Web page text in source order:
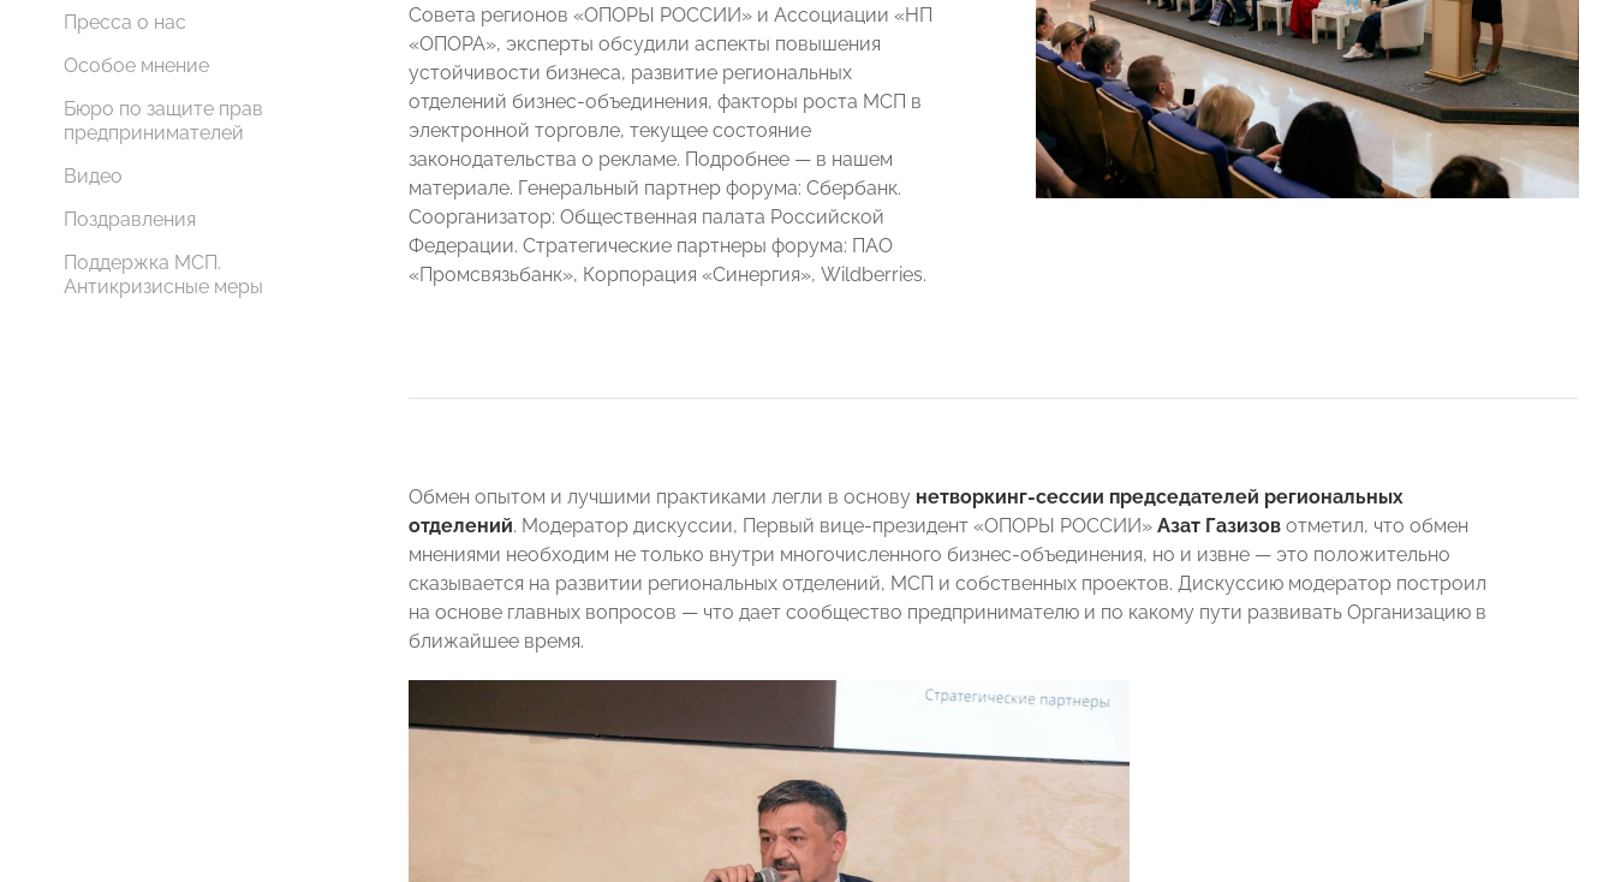
Пресса о нас
Особое мнение
Бюро по защите прав
предпринимателей
Видео
Поздравления
Поддержка МСП.
Антикризисные меры
Совета регионов «ОПОРЫ РОССИИ» и Ассоциации «НП
«ОПОРА», эксперты обсудили аспекты повышения
устойчивости бизнеса, развитие региональных
отделений бизнес-объединения, факторы роста МСП в
электронной торговле, текущее состояние
законодательства о рекламе. Подробнее — в нашем
материале. Генеральный партнер форума: Сбербанк.
Соорганизатор: Общественная палата Российской
Федерации. Стратегические партнеры форума: ПАО
«Промсвязьбанк», Корпорация «Синергия», Wildberries.
Обмен опытом и лучшими практиками легли в основу нетворкинг-сессии председателей региональных
отделений. Модератор дискуссии, Первый вице-президент «ОПОРЫ РОССИИ» Азат Газизов отметил, что обмен
мнениями необходим не только внутри многочисленного бизнес-объединения, но и извне — это положительно
сказывается на развитии региональных отделений, МСП и собственных проектов. Дискуссию модератор построил
на основе главных вопросов — что дает сообщество предпринимателю и по какому пути развивать Организацию в
ближайшее время.